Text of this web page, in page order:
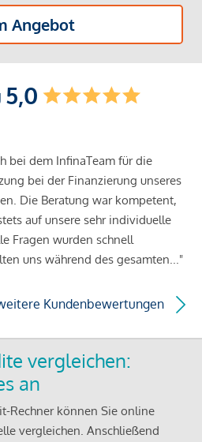
Angebot
5,0
bei dem InfinaTeam für die
bei der Finanzierung unseres
Die Beratung war kompetent,
auf unsere sehr individuelle
Fragen wurden schnell
uns während des gesamten..."
Kundenbewertungen
vergleichen:
an
Rechner können Sie online
vergleichen. Anschließend